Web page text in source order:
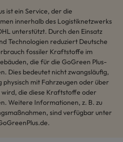
ist ein Service, der die
innerhalb des Logistiknetzwerks
unterstützt. Durch den Einsatz
Technologien reduziert Deutsche
fossiler Kraftstoffe im
die für die GoGreen Plus-
Dies bedeutet nicht zwangsläufig,
physisch mit Fahrzeugen oder über
die diese Kraftstoffe oder
Weitere Informationen, z. B. zu
sind verfügbar unter